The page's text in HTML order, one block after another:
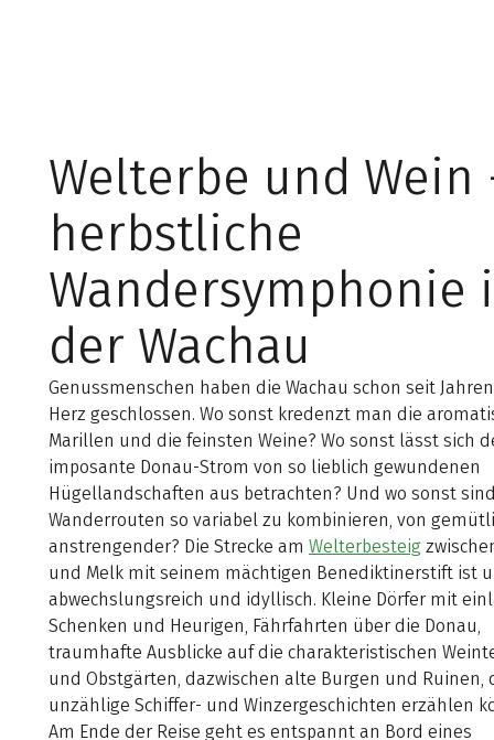
Welterbe und Wein
herbstliche
Wandersymphonie
der Wachau
Genussmenschen haben die Wachau schon seit
Herz geschlossen. Wo sonst kredenzt man die
Marillen und die feinsten Weine? Wo sonst lässt sich
imposante Donau-Strom von so lieblich gewundenen
Hügellandschaften aus betrachten? Und wo sonst
Wanderrouten so variabel zu kombinieren, von
anstrengender? Die Strecke am Welterbesteig
und Melk mit seinem mächtigen Benediktinerstift ist
abwechslungsreich und idyllisch. Kleine Dörfer mit
Schenken und Heurigen, Fährfahrten über die Donau,
traumhafte Ausblicke auf die charakteristischen
und Obstgärten, dazwischen alte Burgen und Ruinen,
unzählige Schiffer- und Winzergeschichten erzählen
Am Ende der Reise geht es entspannt an Bord eines